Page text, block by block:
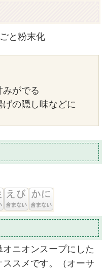
と粉末化
がでる
の隠し味などに
ニオンスープにした
スメです。（オーサ